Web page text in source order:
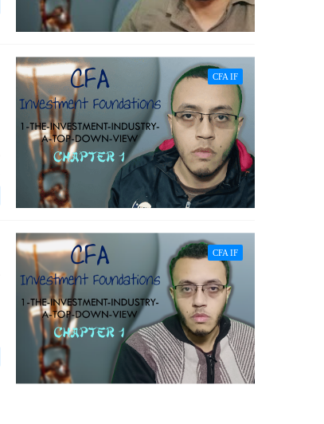
CFA IF
CFA IF